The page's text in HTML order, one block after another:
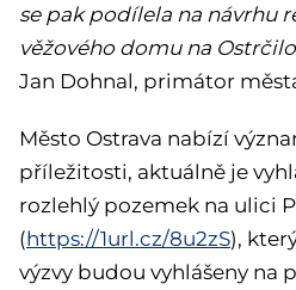
se pak podílela na návrhu
věžového domu na
Jan Dohnal, primátor
Město Ostrava nabízí
příležitosti, aktuálně je
rozlehlý pozemek na ulici
(https://1url.cz/8u2zS),
výzvy budou vyhlášeny na